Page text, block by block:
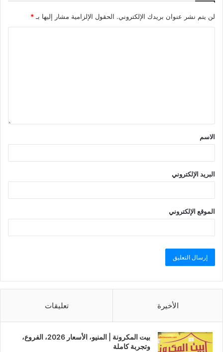
لن يتم نشر عنوان بريدك الإلكتروني. الحقول الإلزامية مشار إليها بـ *
الاسم
البريد الإلكتروني
الموقع الإلكتروني
الأخيرة تعليقات
بيت المكرونة | المنيو، الأسعار 2026، الفروع،
وتجربة كاملة